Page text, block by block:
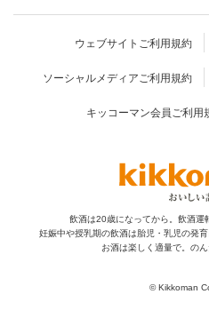
ウェブサイトご利用規約
ソーシャルメディアご利用規約
キッコーマン会員ご利用
飲酒は20歳になってから。飲酒運
妊娠中や授乳期の飲酒は胎児・乳児の発育
お酒は楽しく適量で。の
© Kikkoman